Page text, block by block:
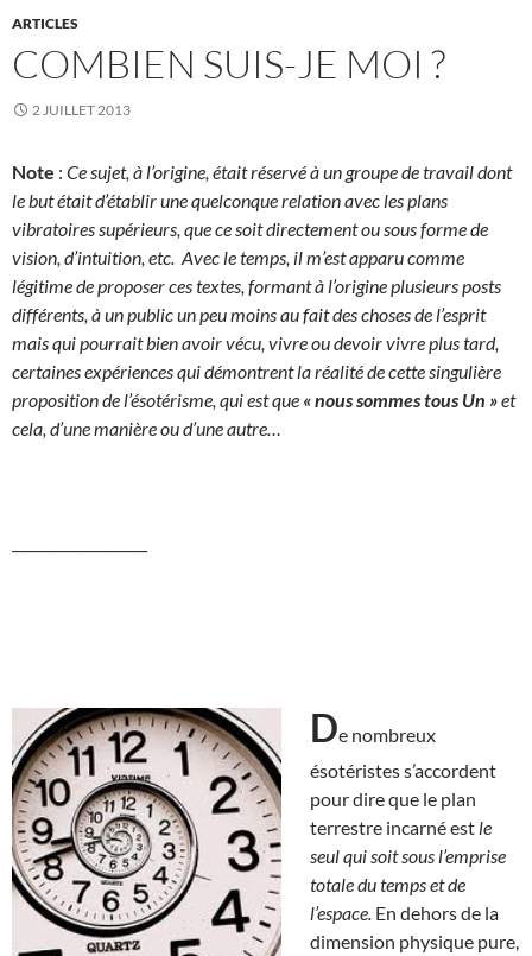
ARTICLES
COMBIEN SUIS-JE MOI ?
2 JUILLET 2013
Note : Ce sujet, à l’origine, était réservé à un groupe de travail dont
le but était d’établir une quelconque relation avec les plans
vibratoires supérieurs, que ce soit directement ou sous forme de
vision, d’intuition, etc. Avec le temps, il m’est apparu comme
légitime de proposer ces textes, formant à l’origine plusieurs posts
différents, à un public un peu moins au fait des choses de l’esprit
mais qui pourrait bien avoir vécu, vivre ou devoir vivre plus tard,
certaines expériences qui démontrent la réalité de cette singulière
proposition de l’ésotérisme, qui est que «nous sommes tous Un »et
cela, d’une manière ou d’une autre…
De nombreux
ésotéristes s’accordent
pour dire que le plan
terrestre incarné est le
seul qui soit sous l’emprise
totale du temps et de
l’espace. En dehors de la
dimension physique pure,